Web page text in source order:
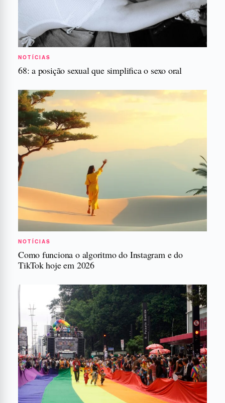
NOTÍCIAS
68: a posição sexual que simplifica o sexo oral
NOTÍCIAS
Como funciona o algoritmo do Instagram e do
TikTok hoje em 2026